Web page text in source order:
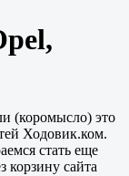
(коромысло) это
Ходовик.ком.
стать еще
корзину сайта